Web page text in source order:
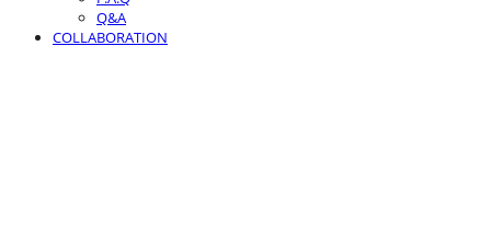
Q&A
COLLABORATION